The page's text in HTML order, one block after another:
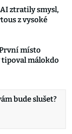
ztratily smysl,
z vysoké
místo
tipoval málokdo
bude slušet?